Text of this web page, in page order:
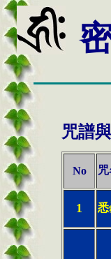
咒譜
No 咒
1 悉